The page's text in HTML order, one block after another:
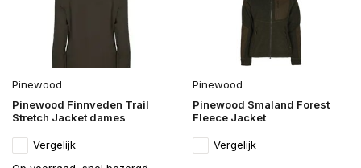
Pinewood
Pinewood Finnveden Trail
Stretch Jacket dames
Vergelijk
Pinewood
Pinewood Smaland Forest
Fleece Jacket
Vergelijk